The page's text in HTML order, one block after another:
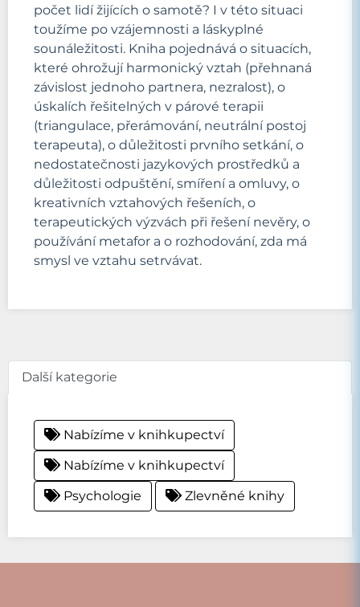
počet lidí žijících o samotě? I v této situaci
toužíme po vzájemnosti a láskyplné
sounáležitosti. Kniha pojednává o situacích,
které ohrožují harmonický vztah (přehnaná
závislost jednoho partnera, nezralost), o
úskalích řešitelných v párové terapii
(triangulace, přerámování, neutrální postoj
terapeuta), o důležitosti prvního setkání, o
nedostatečnosti jazykových prostředků a
důležitosti odpuštění, smíření a omluvy, o
kreativních vztahových řešeních, o
terapeutických výzvách při řešení nevěry, o
používání metafor a o rozhodování, zda má
smysl ve vztahu setrvávat.
Další kategorie
Nabízíme v knihkupectví
Nabízíme v knihkupectví
Psychologie
Zlevněné knihy